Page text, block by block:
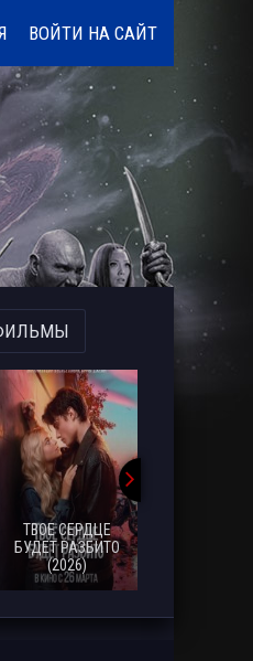
ВОЙТИ НА САЙТ
ТВОЕ СЕРДЦЕ
БУДЕТ РАЗБИТО
(2026)